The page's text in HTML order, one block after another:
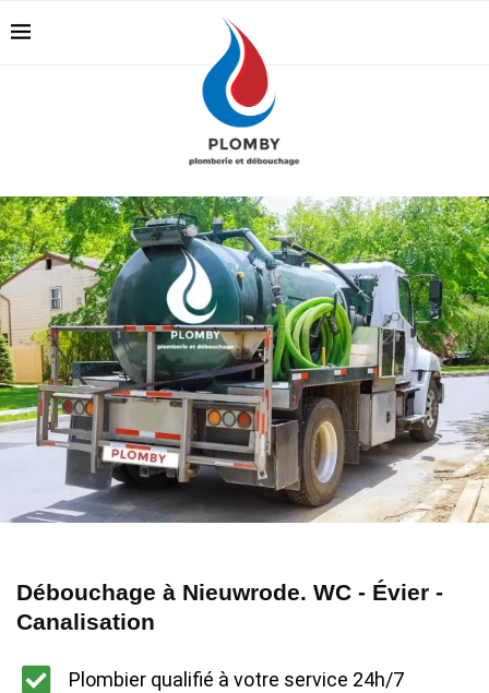
Débouchage à Nieuwrode. WC - Évier -
Canalisation
Plombier qualifié à votre service 24h/7